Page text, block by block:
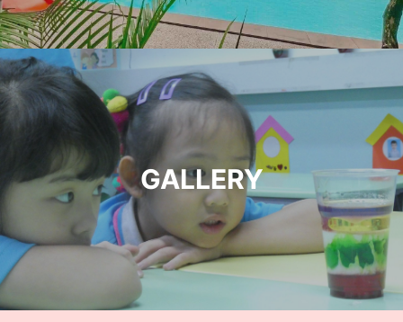
GALLERY